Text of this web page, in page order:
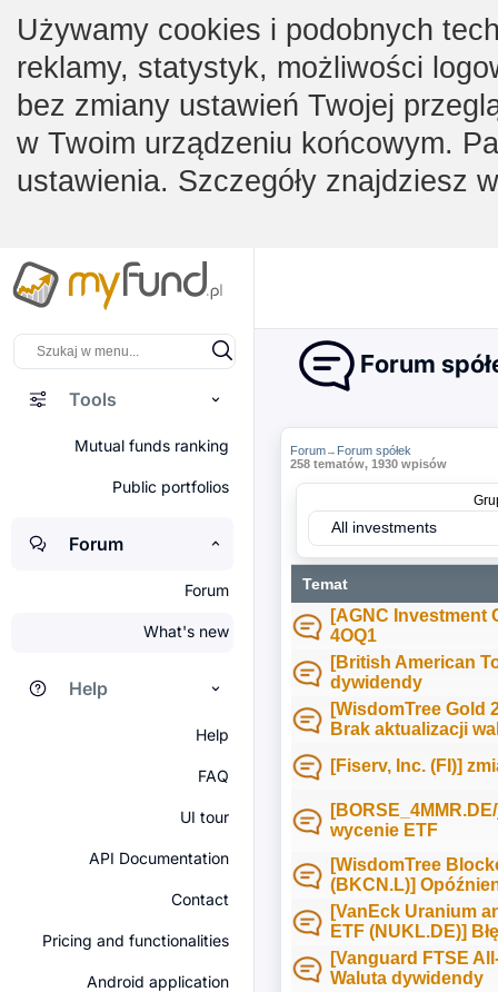
Używamy cookies i podobnych
reklamy, statystyk, możliwości
bez zmiany ustawień Twojej
w Twoim urządzeniu końcowym.
ustawienia. Szczegóły znajdziesz
Tools
Mutual funds ranking
Public portfolios
Forum
Forum
What's new
Help
Help
FAQ
UI tour
API Documentation
Contact
Pricing and functionalities
Android application
Forum
Forum→ Forum spółek
258 tematów, 1930 wpisów
All investments
Temat
[AGNC Investment
4OQ1
[British American
dywidendy
[WisdomTree Gold
Brak aktualizacji
[Fiserv, Inc. (FI)]
wycenie ETF
[WisdomTree
(BKCN.L)]
[VanEck Uranium
ETF (NUKL.DE)]
[Vanguard FTSE
Waluta dywidendy